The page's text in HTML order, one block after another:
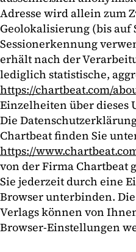
Adresse wird allein zum
Geolokalisierung (bis auf
Sessionerkennung
erhält nach der
lediglich statistische,
https://chartbeat.com/
Einzelheiten über
Die
Chartbeat finden Sie
https://
von der Firma Chartbeat
Sie jederzeit durch eine
Browser unterbinden.
Verlags können von
Browser-Einstellungen